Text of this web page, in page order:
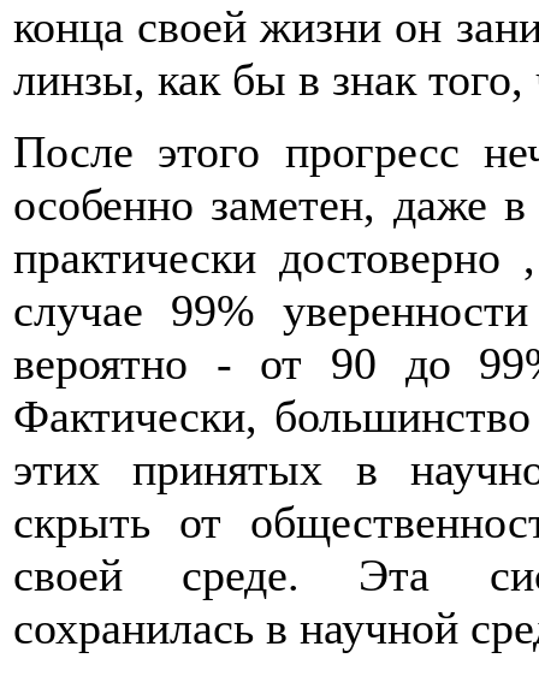
конца своей жизни он
линзы, как бы в знак
После этого прогресс
особенно заметен, даже
практически
случае 99%
вероятно - от 90 до
Фактически,
этих принятых в
скрыть от
своей среде. Эта
сохранилась в научной